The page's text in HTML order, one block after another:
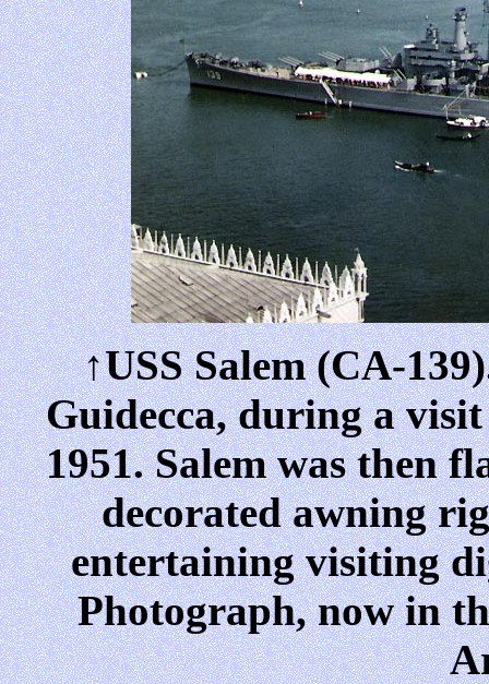
↑USS Salem (CA-
Guidecca, during a
1951. Salem was then
decorated awning
entertaining visiting
Photograph, now in